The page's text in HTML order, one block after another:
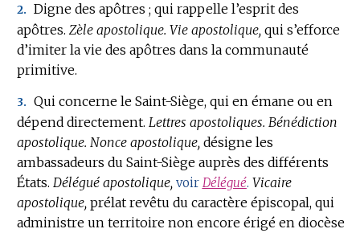
2. Digne des apôtres ; qui rappelle l’esprit des
apôtres. Zèle apostolique. Vie apostolique, qui s’efforce
d’imiter la vie des apôtres dans la communauté
primitive.
3. Qui concerne le Saint-Siège, qui en émane ou en
dépend directement. Lettres apostoliques. Bénédiction
apostolique. Nonce apostolique, désigne les
ambassadeurs du Saint-Siège auprès des différents
États. Délégué apostolique, voir Délégué. Vicaire
apostolique, prélat revêtu du caractère épiscopal, qui
administre un territoire non encore érigé en diocèse